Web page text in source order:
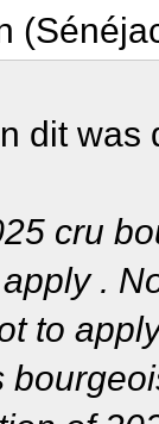
dit was
cru
.
to